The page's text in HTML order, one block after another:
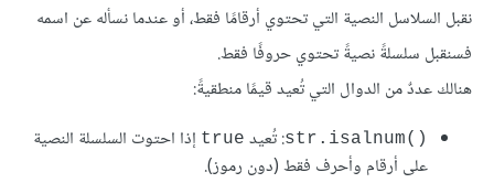
نقبل السلاسل النصية التي تحتوي أرقامًا فقط، أو عندما نسأله عن اسمه
فسنقبل سلسلةً نصيةً تحتوي حروفًا فقط.
هنالك عددٌ من الدوال التي تُعيد قيمًا منطقيةً:
str.isalnum()‎: تُعيد true إذا احتوت السلسلة النصية
على أرقام وأحرف فقط (دون رموز).